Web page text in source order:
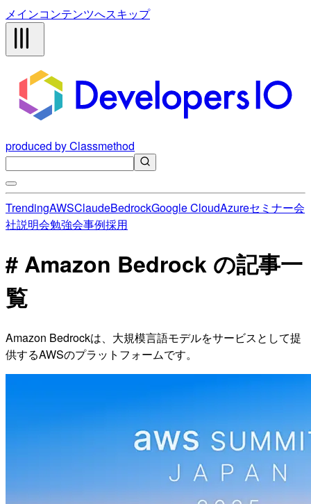
メインコンテンツへスキップ
produced by Classmethod
TrendingAWSClaudeBedrockGoogle CloudAzureセミナー会
社説明会勉強会事例採用
# Amazon Bedrock の記事一
覧
Amazon Bedrockは、大規模言語モデルをサービスとして提
供するAWSのプラットフォームです。